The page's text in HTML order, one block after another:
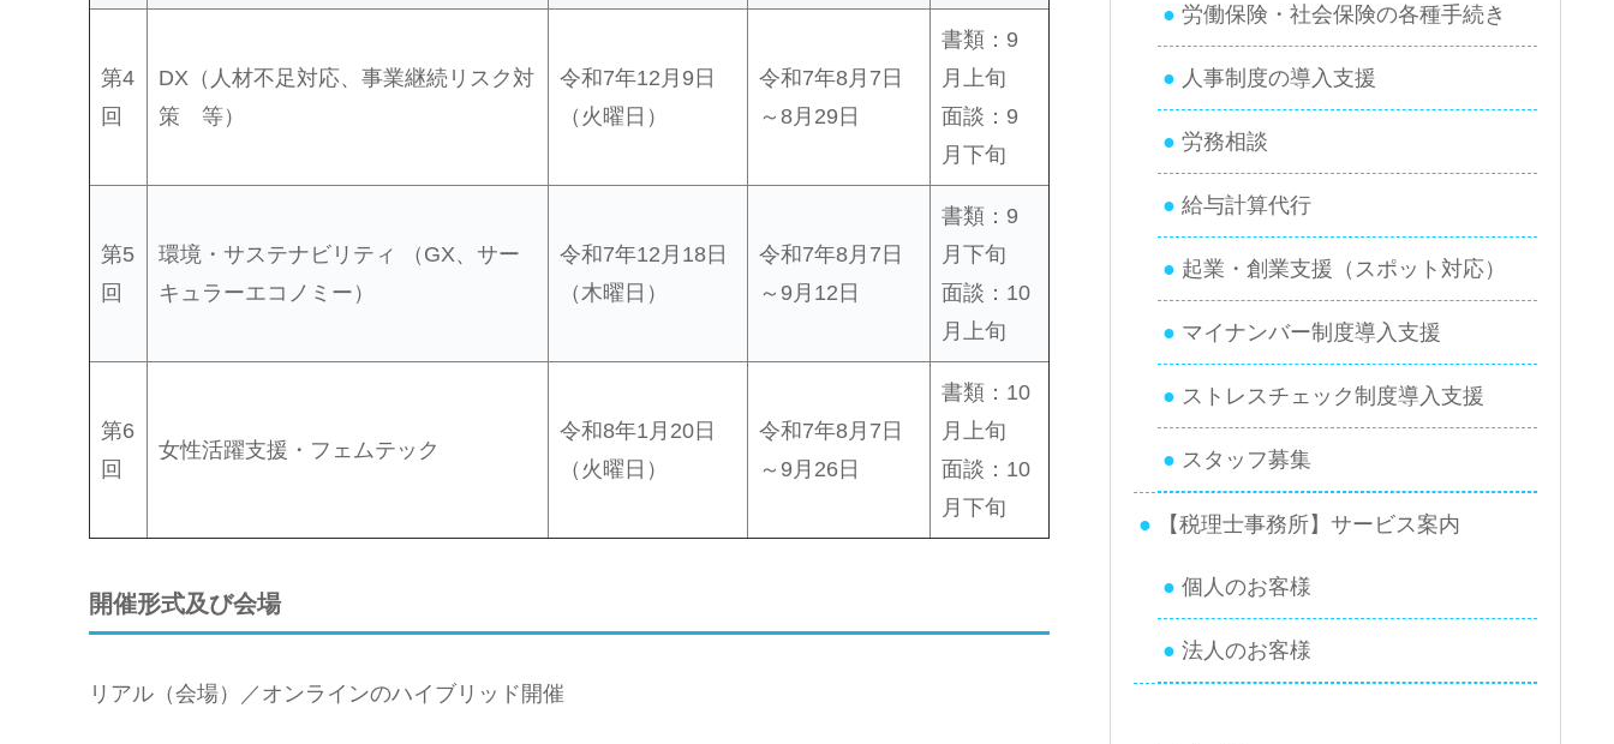
第4
回
DX（人材不足対応、事業継続リスク対
策 等）
令和7年12月9日
（火曜日）
令和7年8月7日
～8月29日
書類：9
月上旬
面談：9
月下旬
第5
回
環境・サステナビリティ （GX、サー
キュラーエコノミー）
令和7年12月18日
（木曜日）
令和7年8月7日
～9月12日
書類：9
月下旬
面談：10
月上旬
第6
回
女性活躍支援・フェムテック
令和8年1月20日
（火曜日）
令和7年8月7日
～9月26日
書類：10
月上旬
面談：10
月下旬
開催形式及び会場
リアル（会場）／オンラインのハイブリッド開催
労働保険・社会保険の各種手続き
人事制度の導入支援
労務相談
給与計算代行
起業・創業支援（スポット対応）
マイナンバー制度導入支援
ストレスチェック制度導入支援
スタッフ募集
【税理士事務所】サービス案内
個人のお客様
法人のお客様